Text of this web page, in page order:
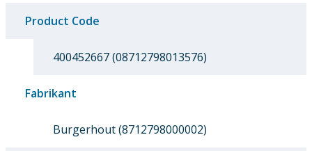
Product Code
400452667 (08712798013576)
Fabrikant
Burgerhout (8712798000002)